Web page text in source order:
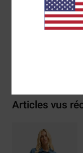
Composition
Traçabilité du
Livraison &
Articles vus